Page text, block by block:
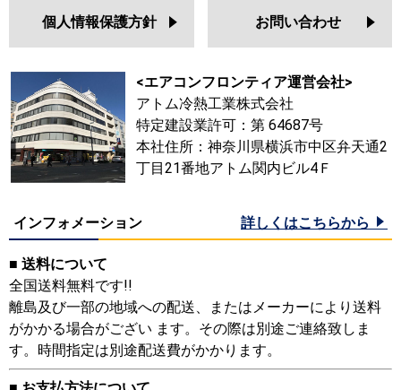
個人情報保護方針 お問い合わせ
<エアコンフロンティア運営会社>
アトム冷熱工業株式会社
特定建設業許可：第 64687号
本社住所：神奈川県横浜市中区弁天通2
丁目21番地アトム関内ビル4Ｆ
インフォメーション 詳しくはこちらから
■ 送料について
全国送料無料です!!
離島及び一部の地域への配送、またはメーカーにより送料
がかかる場合がござい ます。その際は別途ご連絡致しま
す。時間指定は別途配送費がかかります。